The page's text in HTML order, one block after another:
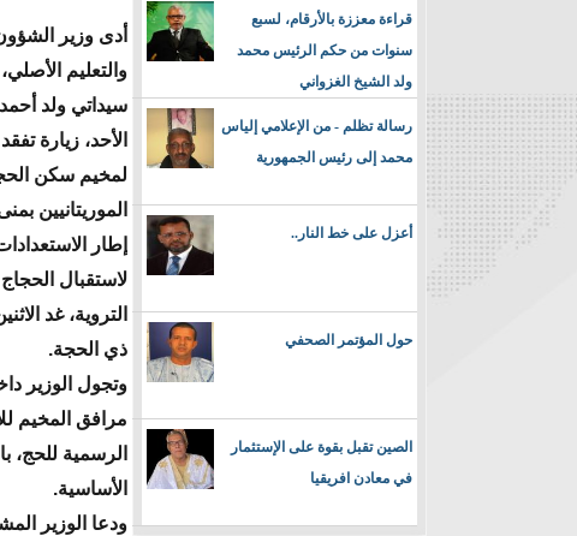
قراءة معززة بالأرقام، لسبع
سنوات من حكم الرئيس محمد
ولد الشيخ الغزواني
رسالة تظلم - من الإعلامي إلياس
محمد إلى رئيس الجمهورية
أعزل على خط النار..
حول المؤتمر الصحفي
الصين تقبل بقوة على الإستثمار
في معادن افريقيا
أدى وزير
والتعليم
سيداتي ولد
الأحد، زيارة
لمخيم سكن
الموريتانيين
إطار
لاستقبال
التروية، غد
ذي الحجة.
وتجول الوزير
مرافق المخيم
الرسمية للحج،
الأساسية.
ودعا الوزير